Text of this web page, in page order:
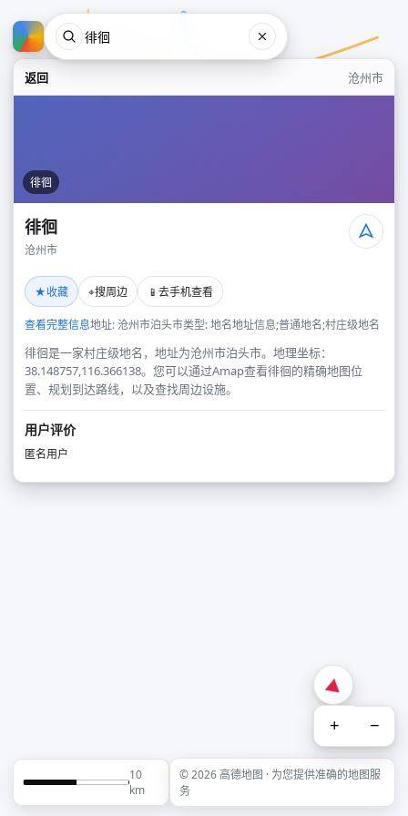
返回 沧州市
徘徊
徘徊
沧州市
★收藏 ⌖搜周边 📱 去手机查看
查看完整信息地址: 沧州市泊头市类型: 地名地址信息;普通地名;村庄级地名
徘徊是一家村庄级地名，地址为沧州市泊头市。地理坐标：
38.148757,116.366138。您可以通过Amap查看徘徊的精确地图位
置、规划到达路线，以及查找周边设施。
用户评价
匿名用户
+ −
10
km
© 2026 高德地图 · 为您提供准确的地图服
务